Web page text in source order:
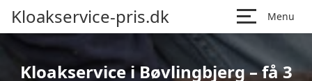
Kloakservice-pris.dk Menu
Kloakservice i Bøvlingbjerg – få 3